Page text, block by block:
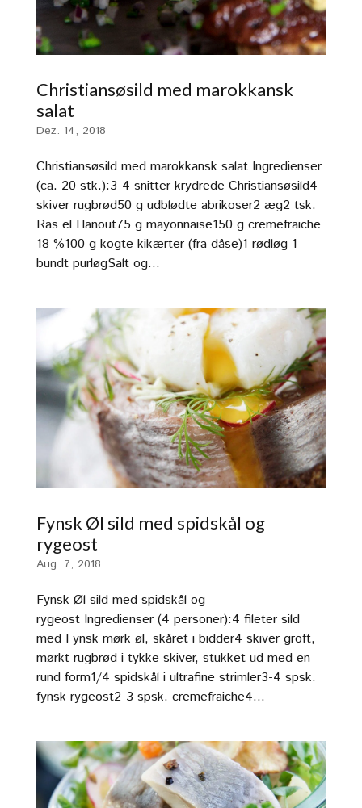
Christiansøsild med marokkansk
salat
Dez. 14, 2018
Christiansøsild med marokkansk salat Ingredienser
(ca. 20 stk.):3-4 snitter krydrede Christiansøsild4
skiver rugbrød50 g udblødte abrikoser2 æg2 tsk.
Ras el Hanout75 g mayonnaise150 g cremefraiche
18 %100 g kogte kikærter (fra dåse)1 rødløg 1
bundt purløgSalt og...
Fynsk Øl sild med spidskål og
rygeost
Aug. 7, 2018
Fynsk Øl sild med spidskål og
rygeost Ingredienser (4 personer):4 fileter sild
med Fynsk mørk øl, skåret i bidder4 skiver groft,
mørkt rugbrød i tykke skiver, stukket ud med en
rund form1/4 spidskål i ultrafine strimler3-4 spsk.
fynsk rygeost2-3 spsk. cremefraiche4...